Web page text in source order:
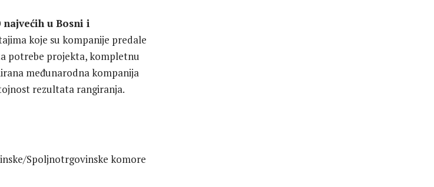
najvećih u Bosni i
koje su kompanije predale
potrebe projekta, kompletnu
međunarodna kompanija
rezultata rangiranja.
Spoljnotrgovinske komore